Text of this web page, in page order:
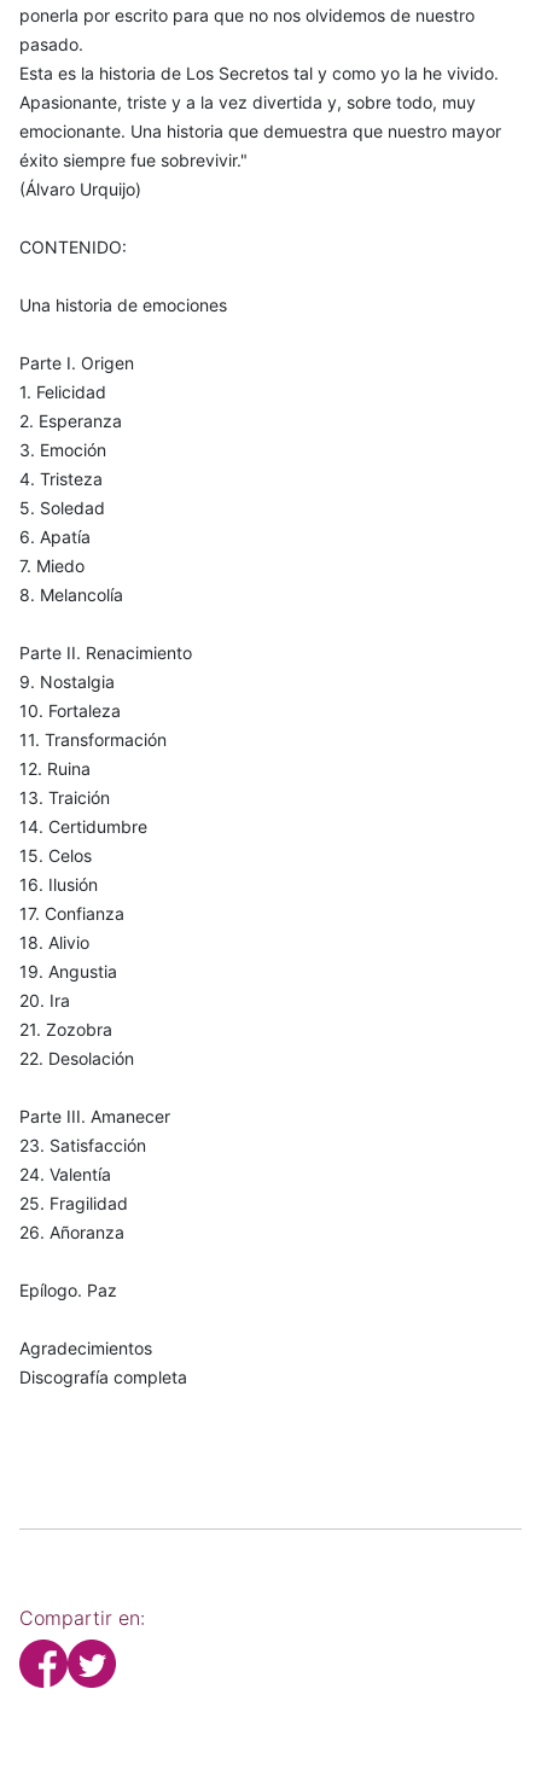
ponerla por escrito para que no nos olvidemos de nuestro
pasado.
Esta es la historia de Los Secretos tal y como yo la he vivido.
Apasionante, triste y a la vez divertida y, sobre todo, muy
emocionante. Una historia que demuestra que nuestro mayor
éxito siempre fue sobrevivir."
(Álvaro Urquijo)
CONTENIDO:
Una historia de emociones
Parte I. Origen
1. Felicidad
2. Esperanza
3. Emoción
4. Tristeza
5. Soledad
6. Apatía
7. Miedo
8. Melancolía
Parte II. Renacimiento
9. Nostalgia
10. Fortaleza
11. Transformación
12. Ruina
13. Traición
14. Certidumbre
15. Celos
16. Ilusión
17. Confianza
18. Alivio
19. Angustia
20. Ira
21. Zozobra
22. Desolación
Parte III. Amanecer
23. Satisfacción
24. Valentía
25. Fragilidad
26. Añoranza
Epílogo. Paz
Agradecimientos
Discografía completa
Compartir en: